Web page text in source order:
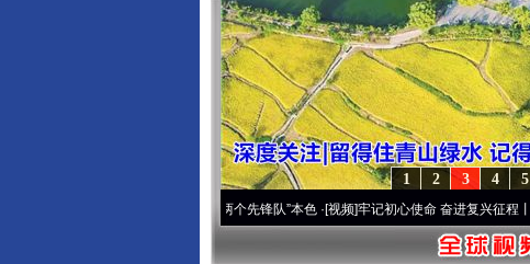
5
4
3
2
1
·[视频]牢记初心使命 奋进复兴征程丨宝塔山下好光景..